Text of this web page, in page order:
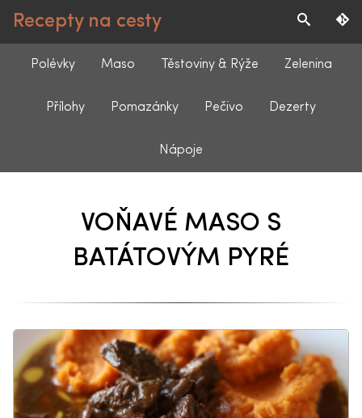
Recepty na cesty
Polévky Maso Těstoviny & Rýže Zelenina
Přílohy Pomazánky Pečivo Dezerty
Nápoje
VOŇAVÉ MASO S
BATÁTOVÝM PYRÉ